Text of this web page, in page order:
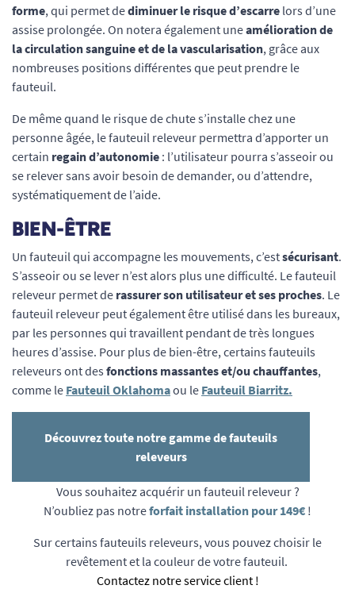
forme, qui permet dediminuer le risque d’escarre lors d’une
assise prolongée. On notera également uneamélioration de
la circulation sanguine et de la vascularisation, grâce aux
nombreuses positions différentes que peut prendre le
fauteuil.
De même quand le risque de chute s’installe chez une
personne âgée, le fauteuil releveur permettra d’apporter un
certain regain d’autonomie : l’utilisateur pourra s’asseoir ou
se relever sans avoir besoin de demander, ou d’attendre,
systématiquement de l’aide.
BIEN-ÊTRE
Un fauteuil qui accompagne les mouvements, c’estsécurisant.
S’asseoir ou se lever n’est alors plus une difficulté. Le fauteuil
releveur permet de rassurer son utilisateur et ses proches. Le
fauteuil releveur peut également être utilisé dans les bureaux,
par les personnes qui travaillent pendant de très longues
heures d’assise. Pour plus de bien-être, certains fauteuils
releveurs ont des fonctions massantes et/ou chauffantes,
comme le Fauteuil Oklahomaou le Fauteuil Biarritz.
Découvrez toute notre gamme de fauteuils
releveurs
Vous souhaitez acquérir un fauteuil releveur ?
N’oubliez pas notreforfait installation pour 149€ !
Sur certains fauteuils releveurs, vous pouvez choisir le
revêtement et la couleur de votre fauteuil.
Contactez notre service client !